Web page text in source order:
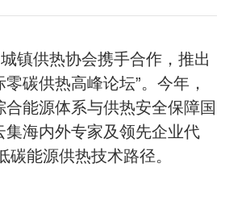
镇供热协会携手合作，推出
碳供热高峰论坛”。今年，
合能源体系与供热安全保障国
集海内外专家及领先企业代
能源供热技术路径。